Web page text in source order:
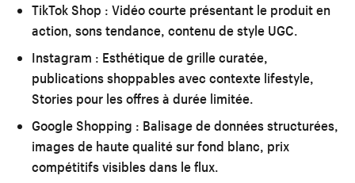
TikTok Shop : Vidéo courte présentant le produit en
action, sons tendance, contenu de style UGC.
Instagram : Esthétique de grille curatée,
publications shoppables avec contexte lifestyle,
Stories pour les offres à durée limitée.
Google Shopping : Balisage de données structurées,
images de haute qualité sur fond blanc, prix
compétitifs visibles dans le flux.